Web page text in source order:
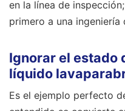
en la línea de
primero a una ingeniería
Ignorar el estado
líquido
Es el ejemplo perfecto